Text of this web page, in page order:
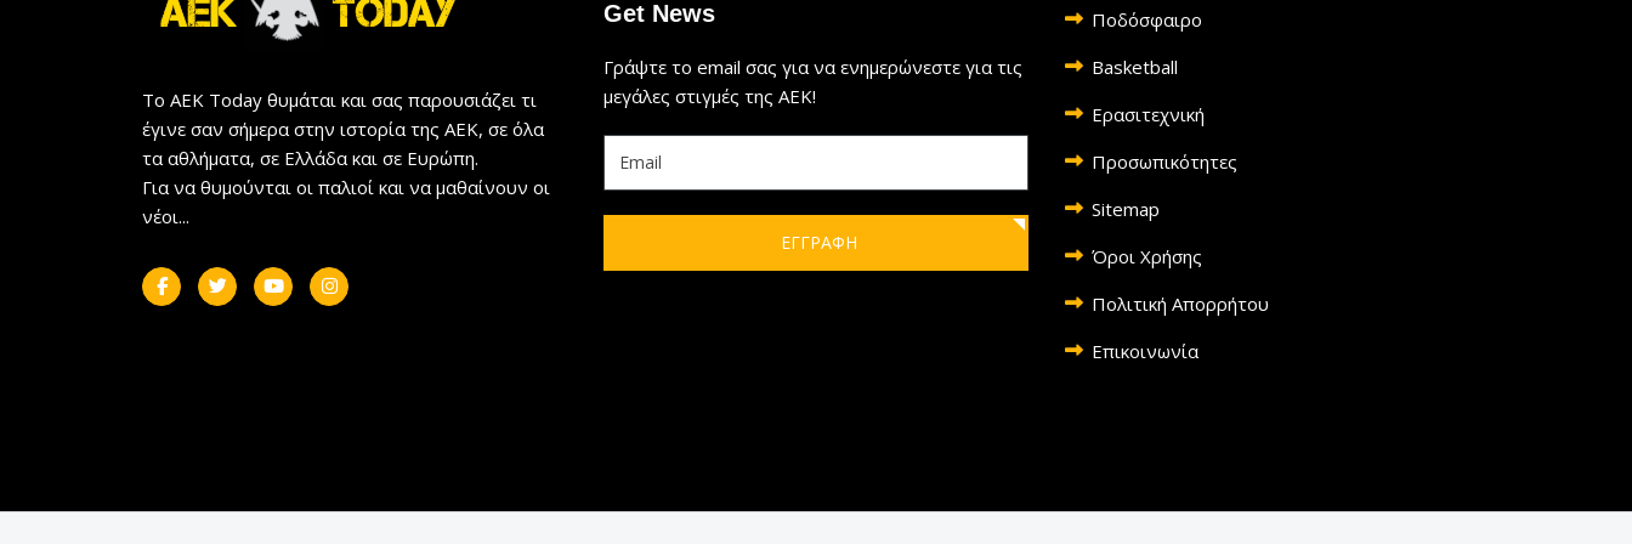
Το AEK Today θυμάται και σας παρουσιάζει τι
έγινε σαν σήμερα στην ιστορία της ΑΕΚ, σε όλα
τα αθλήματα, σε Ελλάδα και σε Ευρώπη.
Για να θυμούνται οι παλιοί και να μαθαίνουν οι
νέοι...
Get News
Γράψτε το email σας για να ενημερώνεστε για τις
μεγάλες στιγμές της ΑΕΚ!
ΕΓΓΡΑΦΗ
Ποδόσφαιρο
Basketball
Ερασιτεχνική
Προσωπικότητες
Sitemap
Όροι Χρήσης
Πολιτική Απορρήτου
Επικοινωνία